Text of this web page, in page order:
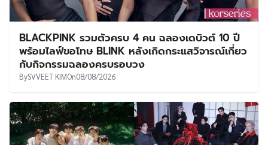
BLACKPINK รวมตัวครบ 4 คน ฉลองเดบิวต์ 10 ปี
พร้อมไลฟ์ขอโทษ BLINK หลังเกิดกระแสวิจารณ์เกี่ยว
กับกิจกรรมฉลองครบรอบวง
BySVVEET KIMOn08/08/2026